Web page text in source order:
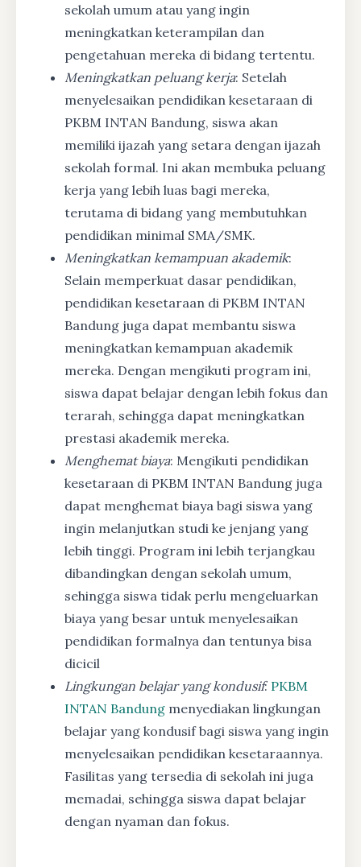
sekolah umum atau yang ingin
meningkatkan keterampilan dan
pengetahuan mereka di bidang tertentu.
Meningkatkan peluang kerja: Setelah
menyelesaikan pendidikan kesetaraan di
PKBM INTAN Bandung, siswa akan
memiliki ijazah yang setara dengan ijazah
sekolah formal. Ini akan membuka peluang
kerja yang lebih luas bagi mereka,
terutama di bidang yang membutuhkan
pendidikan minimal SMA/SMK.
Meningkatkan kemampuan akademik:
Selain memperkuat dasar pendidikan,
pendidikan kesetaraan di PKBM INTAN
Bandung juga dapat membantu siswa
meningkatkan kemampuan akademik
mereka. Dengan mengikuti program ini,
siswa dapat belajar dengan lebih fokus dan
terarah, sehingga dapat meningkatkan
prestasi akademik mereka.
Menghemat biaya: Mengikuti pendidikan
kesetaraan di PKBM INTAN Bandung juga
dapat menghemat biaya bagi siswa yang
ingin melanjutkan studi ke jenjang yang
lebih tinggi. Program ini lebih terjangkau
dibandingkan dengan sekolah umum,
sehingga siswa tidak perlu mengeluarkan
biaya yang besar untuk menyelesaikan
pendidikan formalnya dan tentunya bisa
dicicil
Lingkungan belajar yang kondusif: PKBM
INTAN Bandung menyediakan lingkungan
belajar yang kondusif bagi siswa yang ingin
menyelesaikan pendidikan kesetaraannya.
Fasilitas yang tersedia di sekolah ini juga
memadai, sehingga siswa dapat belajar
dengan nyaman dan fokus.